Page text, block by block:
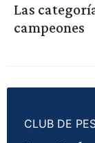
Las
campeones
CLUB DE